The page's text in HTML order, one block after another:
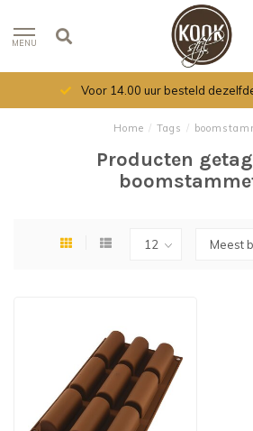
MENU
Voor 14.00 uur besteld
Home / Tags /
Producten